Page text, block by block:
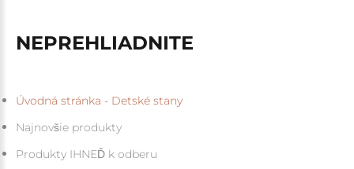
NEPREHLIADNITE
Úvodná stránka - Detské stany
Najnovšie produkty
Produkty IHNEĎ k odberu